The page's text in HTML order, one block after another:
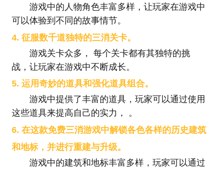
游戏中的人物角色丰富多样，让玩家在游戏中
可以体验到不同的故事情节。
4. 征服数千道独特的三消关卡。
游戏关卡众多， 每个关卡都有其独特的挑
战，让玩家在游戏中不断成长。
5. 运用奇妙的道具和强化道具组合。
游戏中提供了丰富的道具，玩家可以通过使用
这些道具来提高自己的实力， 。
6. 在这款免费三消游戏中解锁各色各样的历史建筑
和地标，并进行重建与升级。
游戏中的建筑和地标丰富多样，玩家可以通过